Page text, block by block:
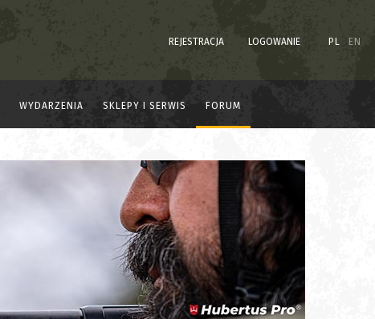
REJESTRACJA LOGOWANIE PL EN
WYDARZENIA SKLEPY I SERWIS FORUM